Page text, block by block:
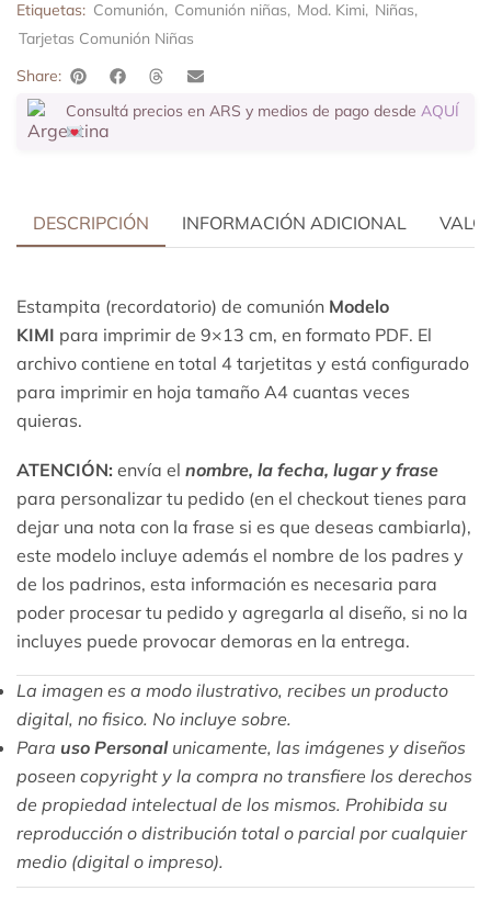
Etiquetas: Comunión, Comunión niñas, Mod. Kimi, Niñas,
Tarjetas Comunión Niñas
Share:
Consultá precios en ARS y medios de pago desde AQUÍ
DESCRIPCIÓN INFORMACIÓN ADICIONAL
Estampita (recordatorio) de comunión Modelo
KIMI para imprimir de 9×13 cm, en formato PDF. El
archivo contiene en total 4 tarjetitas y está configurado
para imprimir en hoja tamaño A4 cuantas veces
quieras.
ATENCIÓN: envía el nombre, la fecha, lugar y frase
para personalizar tu pedido (en el checkout tienes para
dejar una nota con la frase si es que deseas cambiarla),
este modelo incluye además el nombre de los padres y
de los padrinos, esta información es necesaria para
poder procesar tu pedido y agregarla al diseño, si no la
incluyes puede provocar demoras en la entrega.
La imagen es a modo ilustrativo, recibes un producto
digital, no fisico. No incluye sobre.
Para uso Personalunicamente, las imágenes y diseños
poseen copyright y la compra no transfiere los derechos
de propiedad intelectual de los mismos. Prohibida su
reproducción o distribución total o parcial por cualquier
medio (digital o impreso).